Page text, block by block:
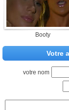
Booty
Votre
votre nom